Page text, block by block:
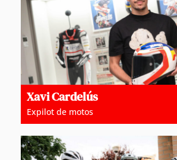
Xavi Cardelús
Expilot de motos